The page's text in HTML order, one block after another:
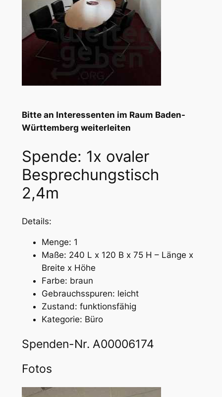
Bitte an Interessenten im Raum Baden-
Württemberg weiterleiten
Spende: 1x ovaler
Besprechungstisch
2,4m
Details:
Menge: 1
Maße: 240 L x 120 B x 75 H – Länge x
Breite x Höhe
Farbe: braun
Gebrauchsspuren: leicht
Zustand: funktionsfähig
Kategorie: Büro
Spenden-Nr. A00006174
Fotos